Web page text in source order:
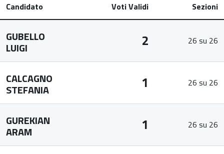
Candidato Voti Validi Sezioni
GUBELLO
LUIGI 2 26 su 26
CALCAGNO
STEFANIA 1 26 su 26
GUREKIAN
ARAM 1 26 su 26